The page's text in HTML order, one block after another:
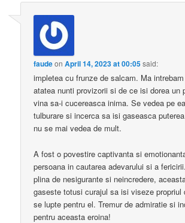
faudeonApril 14, 2023 at 00:05said:
impletea cu frunze de salcam. Ma
atatea nunti provizorii si de ce isi dorea un
vina sa-i cucereasca inima. Se vedea pe
tulburare si incerca sa isi gaseasca
nu se mai vedea de mult.
A fost o povestire captivanta si
persoana in cautarea adevarului si a
plina de nesigurante si neincredere,
gaseste totusi curajul sa isi viseze propriul
se lupte pentru el. Tremur de admiratie si
pentru aceasta eroina!